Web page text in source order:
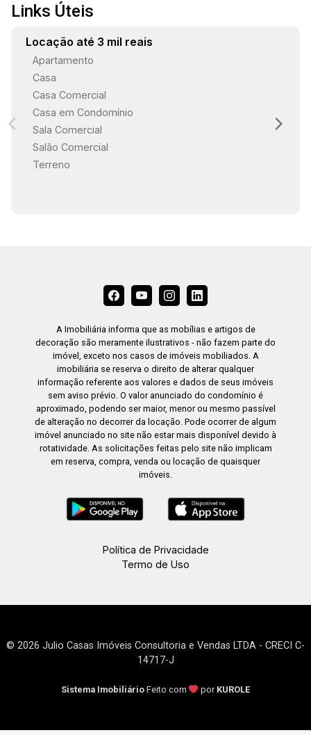
Links Úteis
Locação até 3 mil reais
Apartamento
Casa
Casa Comercial
Casa em Condomínio
Sala Comercial
Salão Comercial
Terreno
A Imobiliária informa que as mobílias e artigos de
decoração são meramente ilustrativos - não fazem parte do
imóvel, exceto nos casos de imóveis mobiliados. A
imobiliária se reserva o direito de alterar qualquer
informação referente aos valores e dados de seus imóveis
sem aviso prévio. O valor anunciado do condomínio é
aproximado, podendo ser maior, menor ou mesmo passível
de alteração no decorrer da locação. Pode ocorrer de algum
imóvel anunciado no site não estar mais disponível devido à
rotatividade. As solicitações feitas pelo site não implicam
em reserva, compra, venda ou locação de quaisquer
imóveis.
Política de Privacidade
Termo de Uso
© 2026 Julio Casas Imóveis Consultoria e Vendas LTDA - CRECI C-
14717-J
Sistema Imobiliário Feito com por KUROLE